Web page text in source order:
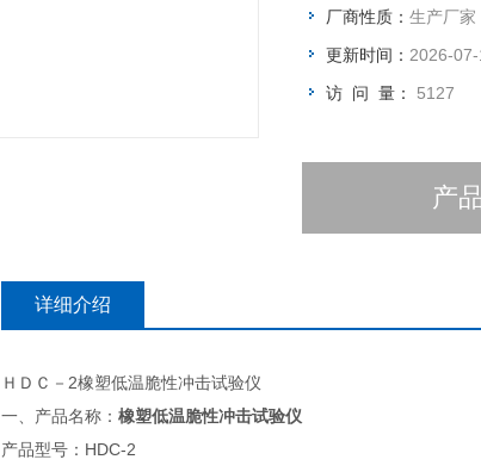
厂商性质： 生产厂家
更新时间： 2026-07-
访 问 量： 5127
产
详细介绍
ＨＤＣ－2橡塑低温脆性冲击试验仪
一、产品名称： 橡塑低温脆性冲击试验仪
产品型号：HDC-2